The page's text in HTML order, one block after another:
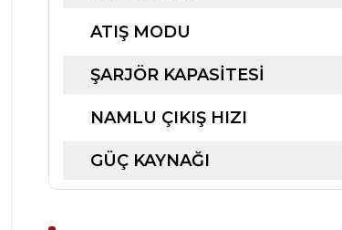
ATIŞ MODU
ŞARJÖR KAPASİTESİ
NAMLU ÇIKIŞ HIZI
GÜÇ KAYNAĞI